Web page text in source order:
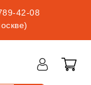
42-08